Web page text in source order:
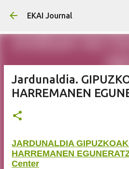
EKAI Journal
Jardunaldia.
HARREMANEN
JARDUNALDIA
HARREMANEN
Center